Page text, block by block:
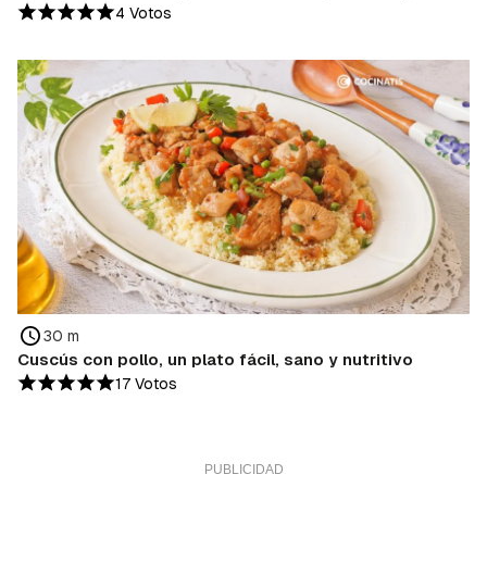
4 Votos
30 m
Cuscús con pollo, un plato fácil, sano y nutritivo
17 Votos